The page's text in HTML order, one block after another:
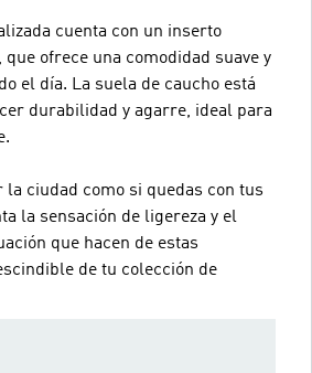
cuenta con un inserto
ofrece una comodidad suave y
el día. La suela de caucho está
durabilidad y agarre, ideal para
la ciudad como si quedas con tus
la sensación de ligereza y el
que hacen de estas
de tu colección de